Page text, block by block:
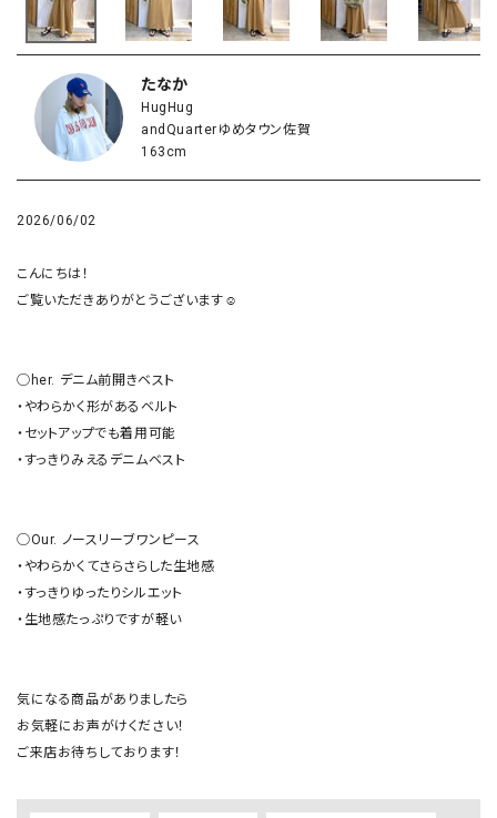
たなか
HugHug
andQuarterゆめタウン佐賀
163cm
2026/06/02
こんにちは！
ご覧いただきありがとうございます☺︎
◯her. デニム前開きベスト
・やわらかく形があるベルト
・セットアップでも着用可能
・すっきりみえるデニムベスト
◯Our. ノースリーブワンピース
・やわらかくてさらさらした生地感
・すっきりゆったりシルエット
・生地感たっぷりですが軽い
気になる商品がありましたら
お気軽にお声がけください！
ご来店お待ちしております！